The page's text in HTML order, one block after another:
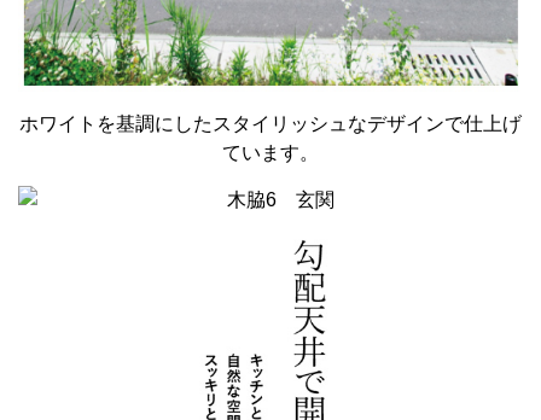
ホワイトを基調にしたスタイリッシュなデザインで仕上げ
ています。